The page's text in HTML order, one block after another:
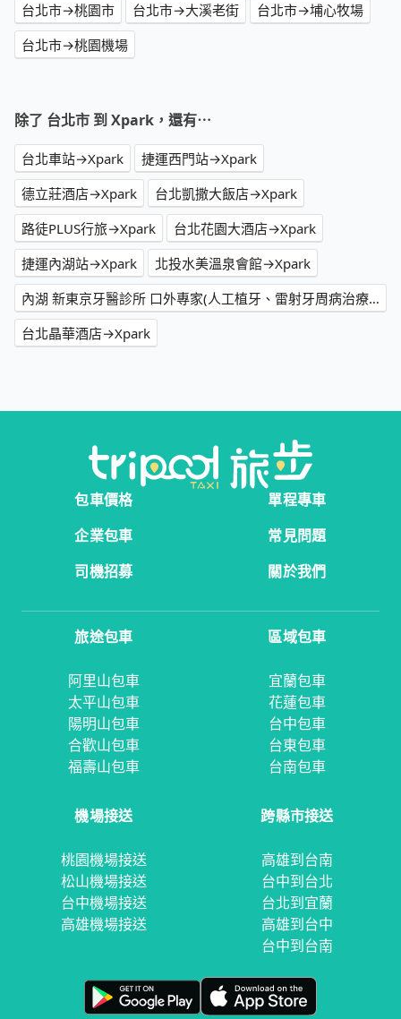
台北市→桃園市
台北市→大溪老街
台北市→埔心牧場
台北市→桃園機場
除了 台北市 到 Xpark，還有⋯
台北車站→Xpark
捷運西門站→Xpark
德立莊酒店→Xpark
台北凱撒大飯店→Xpark
路徒PLUS行旅→Xpark
台北花園大酒店→Xpark
捷運內湖站→Xpark
北投水美溫泉會館→Xpark
內湖 新東京牙醫診所 口外專家(人工植牙、雷射牙周病治療、全瓷牙冠、冷光美白、智齒專科、水平智齒、深層拔牙、專業斷層掃描、全口重建、囊腫、顯微根管)內湖拔牙、LINE ID: dent3326→Xpark
台北晶華酒店→Xpark
包車價格
單程專車
企業包車
常見問題
司機招募
關於我們
旅途包車
阿里山包車
太平山包車
陽明山包車
合歡山包車
福壽山包車
區域包車
宜蘭包車
花蓮包車
台中包車
台東包車
台南包車
機場接送
桃園機場接送
松山機場接送
台中機場接送
高雄機場接送
跨縣市接送
高雄到台南
台中到台北
台北到宜蘭
高雄到台中
台中到台南